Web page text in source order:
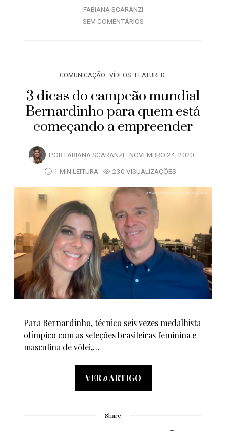
FABIANA SCARANZI
SEM COMENTÁRIOS
COMUNICAÇÃO VÍDEOS FEATURED
3 dicas do campeão mundial
Bernardinho para quem está
começando a empreender
POR FABIANA SCARANZI NOVEMBRO 24, 2020
1 MIN LEITURA
230 VISUALIZAÇÕES
Para Bernardinho, técnico seis vezes medalhista
olímpico com as seleções brasileiras feminina e
masculina de vôlei,…
VER oARTIGO
Share